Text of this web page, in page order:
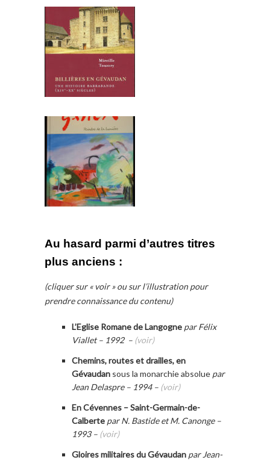
Au hasard parmi d’autres titres
plus anciens :
(cliquer sur « voir » ou sur l’illustration pour
prendre connaissance du contenu)
L’Eglise Romane de Langogne par Félix
Viallet – 1992 – (voir)
Chemins, routes et drailles, en
Gévaudan sous la monarchie absolue par
Jean Delaspre – 1994 – (voir)
En Cévennes – Saint-Germain-de-
Calberte par N. Bastide et M. Canonge –
1993 – (voir)
Gloires militaires du Gévaudan par Jean-